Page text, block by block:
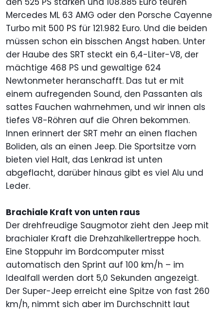
Mercedes ML 63 AMG oder den Porsche Cayenne
Turbo mit 500 PS für 121.982 Euro. Und die beiden
müssen schon ein bisschen Angst haben. Unter
der Haube des SRT steckt ein 6,4-Liter-V8, der
mächtige 468 PS und gewaltige 624
Newtonmeter heranschafft. Das tut er mit
einem aufregenden Sound, den Passanten als
sattes Fauchen wahrnehmen, und wir innen als
tiefes V8-Röhren auf die Ohren bekommen.
Innen erinnert der SRT mehr an einen flachen
Boliden, als an einen Jeep. Die Sportsitze vorn
bieten viel Halt, das Lenkrad ist unten
abgeflacht, darüber hinaus gibt es viel Alu und
Leder.
Brachiale Kraft von unten raus
Der drehfreudige Saugmotor zieht den Jeep mit
brachialer Kraft die Drehzahlkellertreppe hoch.
Eine Stoppuhr im Bordcomputer misst
automatisch den Sprint auf 100 km/h – im
Idealfall werden dort 5,0 Sekunden angezeigt.
Der Super-Jeep erreicht eine Spitze von fast 260
km/h, nimmt sich aber im Durchschnitt laut